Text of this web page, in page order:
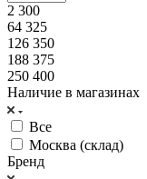
2 300
64 325
126 350
188 375
250 400
Наличие в магазинах
Все
Москва (склад)
Бренд